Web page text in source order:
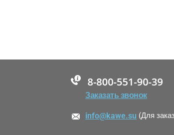
88005555550
Заказать звонок
info@kawe.su (Для